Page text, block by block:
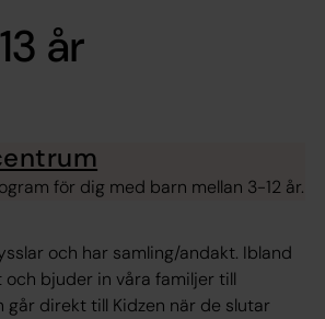
år
för dig med barn mellan 3-12 år.
och har samling/andakt. Ibland
bjuder in våra familjer till
går direkt till Kidzen när de slutar